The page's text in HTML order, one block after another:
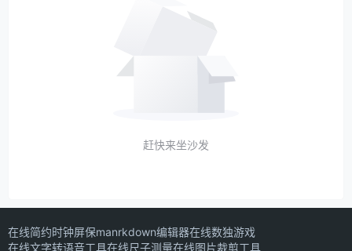
赶快来坐沙发
在线简约时钟屏保manrkdown编辑器在线数独游戏
在线文字转语音工具在线尺子测量在线图片裁剪工具